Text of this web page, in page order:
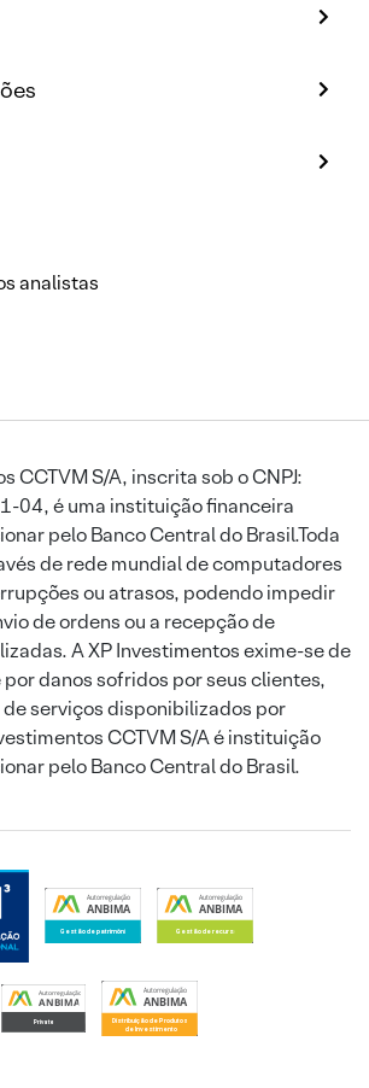
analistas
CCTVM S/A, inscrita sob o CNPJ:
04, é uma instituição financeira
pelo Banco Central do Brasil.Toda
de rede mundial de computadores
ou atrasos, podendo impedir
de ordens ou a recepção de
A XP Investimentos exime-se de
danos sofridos por seus clientes,
serviços disponibilizados por
CCTVM S/A é instituição
pelo Banco Central do Brasil.